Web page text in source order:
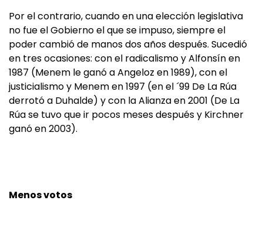
Por el contrario, cuando en una elección legislativa
no fue el Gobierno el que se impuso, siempre el
poder cambió de manos dos años después. Sucedió
en tres ocasiones: con el radicalismo y Alfonsín en
1987 (Menem le ganó a Angeloz en 1989), con el
justicialismo y Menem en 1997 (en el ´99 De La Rúa
derrotó a Duhalde) y con la Alianza en 2001 (De La
Rúa se tuvo que ir pocos meses después y Kirchner
ganó en 2003).
Menos votos